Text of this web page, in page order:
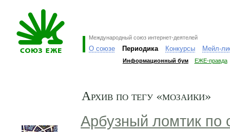
Международный союз интернет-деятелей
О союзе Периодика Конкурсы Мейл-
Информационный бум ЕЖЕ-правда
Архив по тегу «мозаики»
Арбузный ломтик по